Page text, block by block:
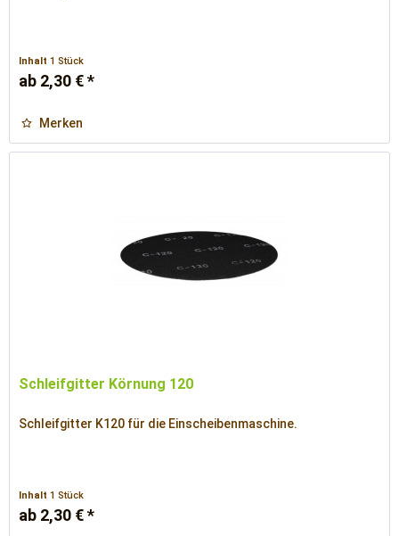
Inhalt1 Stück
ab 2,30 € *
Merken
Schleifgitter Körnung 120
Schleifgitter K120 für die Einscheibenmaschine.
Inhalt1 Stück
ab 2,30 € *